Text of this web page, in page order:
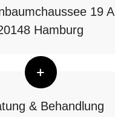
19 A
Hamburg
& Behandlung